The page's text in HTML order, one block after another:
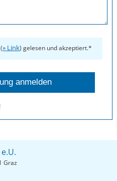
» Link) gelesen und akzeptiert.*
Graz